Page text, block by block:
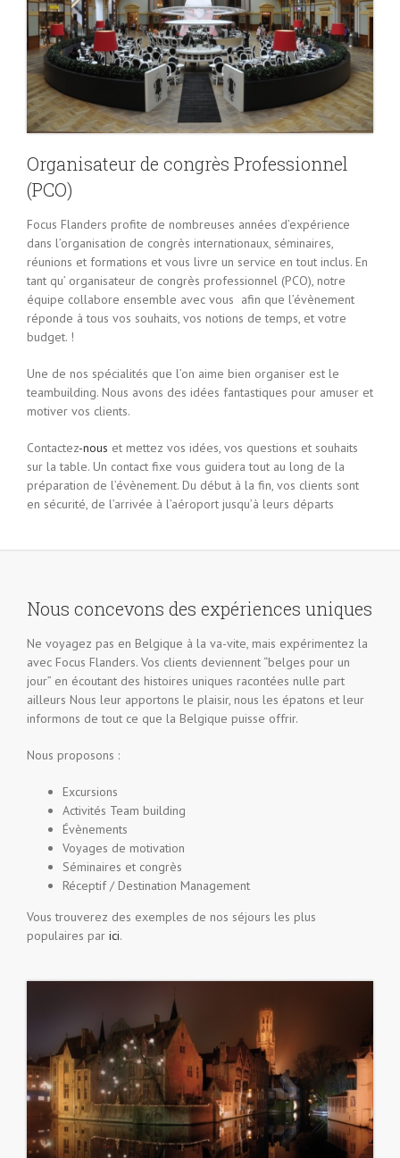
Organisateur de congrès Professionnel
(PCO)
Focus Flanders profite de nombreuses années d’expérience
dans l’organisation de congrès internationaux, séminaires,
réunions et formations et vous livre un service en tout inclus. En
tant qu’ organisateur de congrès professionnel (PCO), notre
équipe collabore ensemble avec vous afin que l’évènement
réponde à tous vos souhaits, vos notions de temps, et votre
budget. !
Une de nos spécialités que l’on aime bien organiser est le
teambuilding. Nous avons des idées fantastiques pour amuser et
motiver vos clients.
Contactez-nous et mettez vos idées, vos questions et souhaits
sur la table. Un contact fixe vous guidera tout au long de la
préparation de l’évènement. Du début à la fin, vos clients sont
en sécurité, de l’arrivée à l’aéroport jusqu’à leurs départs
Nous concevons des expériences uniques
Ne voyagez pas en Belgique à la va-vite, mais expérimentez la
avec Focus Flanders. Vos clients deviennent “belges pour un
jour” en écoutant des histoires uniques racontées nulle part
ailleurs Nous leur apportons le plaisir, nous les épatons et leur
informons de tout ce que la Belgique puisse offrir.
Nous proposons :
Excursions
Activités Team building
Évènements
Voyages de motivation
Séminaires et congrès
Réceptif / Destination Management
Vous trouverez des exemples de nos séjours les plus
populaires par ici.